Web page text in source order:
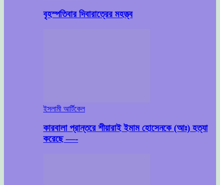
বৃহস্পতিবার দিবারাত্রের মহত্ত্ব
ইসলামী আর্টিকেল
কারবালা প্রান্তরে শীয়ারাই ইমাম হোসেনকে (আঃ) হত্যা
করেছে —-